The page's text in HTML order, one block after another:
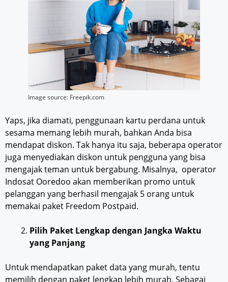
Image source: Freepik.com
Yaps, jika diamati, penggunaan kartu perdana untuk
sesama memang lebih murah, bahkan Anda bisa
mendapat diskon. Tak hanya itu saja, beberapa operator
juga menyediakan diskon untuk pengguna yang bisa
mengajak teman untuk bergabung. Misalnya, operator
Indosat Ooredoo akan memberikan promo untuk
pelanggan yang berhasil mengajak 5 orang untuk
memakai paket Freedom Postpaid.
Pilih Paket Lengkap dengan Jangka Waktu
yang Panjang
Untuk mendapatkan paket data yang murah, tentu
memilih dengan paket lengkap lebih murah. Sebagai